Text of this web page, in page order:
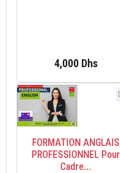
4,000 Dhs
FORMATION ANGLAIS
PROFESSIONNEL Pour
Cadre...